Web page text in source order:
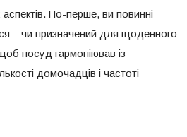
По-перше, ви повинні
– чи призначений для щоденного
посуд гармоніював із
домочадців і частоті